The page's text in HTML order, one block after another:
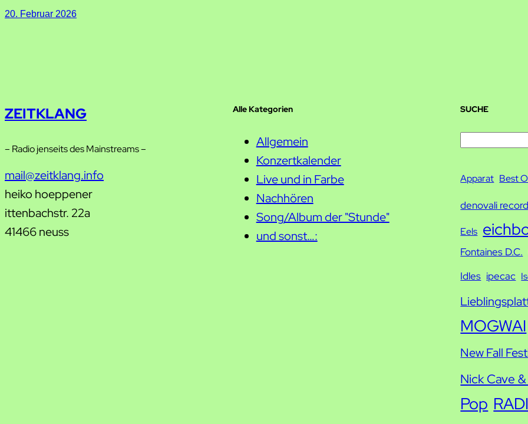
20. Februar 2026
ZEITKLANG
– Radio jenseits des Mainstreams –
mail@zeitklang.info
heiko hoeppener
ittenbachstr. 22a
41466 neuss
Alle Kategorien
Allgemein
Konzertkalender
Live und in Farbe
Nachhören
Song/Album der "Stunde"
und sonst…:
SUCHE
c
Apparat Best
denovali
Eels
Fontaines D.C.
Idles ipecac
MOGWAI
New Fall
Nick Cave
Pop